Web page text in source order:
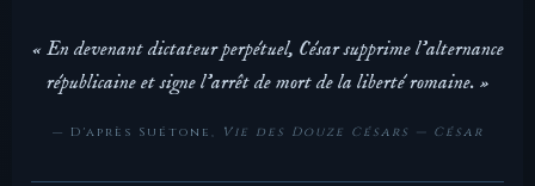
« En devenant dictateur perpétuel, César supprime l'alternance
républicaine et signe l'arrêt de mort de la liberté romaine. »
— D'après Suétone, Vie des Douze Césars — César